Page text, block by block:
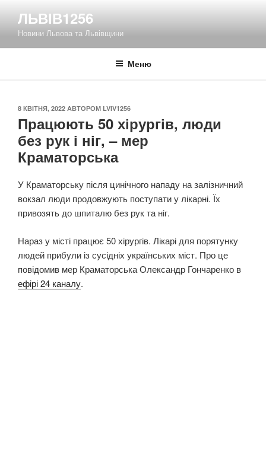
вмісту
ЛЬВІВ1256
Новини Львова та Львівщини
Меню
ОПУБЛІКОВАНО
8 КВІТНЯ, 2022 АВТОРОМ LVIV1256
Працюють 50 хірургів, люди
без рук і ніг, – мер
Краматорська
У Краматорську після цинічного нападу на залізничний
вокзал люди продовжують поступати у лікарні. Їх
привозять до шпиталю без рук та ніг.
Нараз у місті працює 50 хірургів. Лікарі для порятунку
людей прибули із сусідніх українських міст. Про це
повідомив мер Краматорська Олександр Гончаренко в
ефірі 24 каналу.